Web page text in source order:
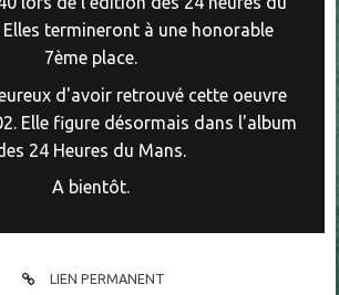
Elles termineront à une honorable
7ème place.
d'avoir retrouvé cette oeuvre
Elle figure désormais dans l'album
24 Heures du Mans.
A bientôt.
LIEN PERMANENT